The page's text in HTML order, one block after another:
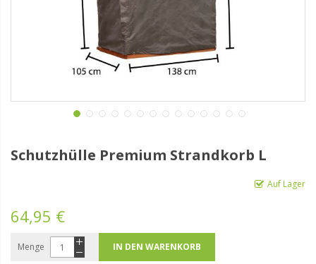
Schutzhülle Premium Strandkorb L
Auf Lager
64,95 €
Menge IN DEN WARENKORB